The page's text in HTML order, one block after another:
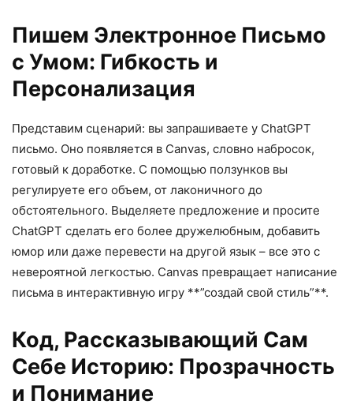
Пишем Электронное Письмо
с Умом: Гибкость и
Персонализация
Представим сценарий: вы запрашиваете у ChatGPT
письмо. Оно появляется в Canvas, словно набросок,
готовый к доработке. С помощью ползунков вы
регулируете его объем, от лаконичного до
обстоятельного. Выделяете предложение и просите
ChatGPT сделать его более дружелюбным, добавить
юмор или даже перевести на другой язык – все это с
невероятной легкостью. Canvas превращает написание
письма в интерактивную игру **”создай свой стиль”**.
Код, Рассказывающий Сам
Себе Историю: Прозрачность
и Понимание